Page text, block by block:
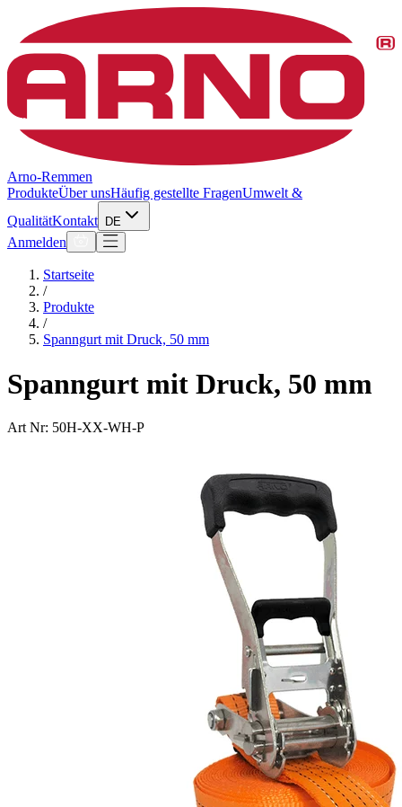
Arno-Remmen
ProdukteÜber unsHäufig gestellte FragenUmwelt &
QualitätKontakt DE
Anmelden
Startseite
/
Produkte
/
Spanngurt mit Druck, 50 mm
Spanngurt mit Druck, 50 mm
Art Nr: 50H-XX-WH-P